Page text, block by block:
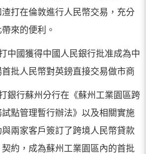
打在倫敦進行人民幣交易，充分
來的便利。
中國獲得中國人民銀行批准成為中
批人民幣對英鎊直接交易做市商
銀行蘇州分行在《蘇州工業園區跨
點管理暫行辦法》以及相關實施
兩家客戶簽訂了跨境人民幣貸款
契約，成為蘇州工業園區內的首批